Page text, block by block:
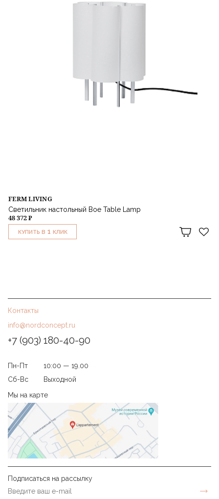
FERM LIVING
Светильник настольный Boe Table Lamp
48 372 ₽
КУПИТЬ В 1 КЛИК
Контакты
info@nordconcept.ru
+7 (903) 180-40-90
Пн-Пт
10:00 — 19.00
Сб-Вс
Выходной
Мы на карте
Подписаться на рассылку